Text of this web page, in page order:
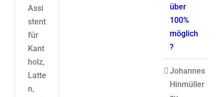
Assi
stent
für
Kant
holz,
Latte
n,
über
100%
möglich
?
Johannes
Hinmüller